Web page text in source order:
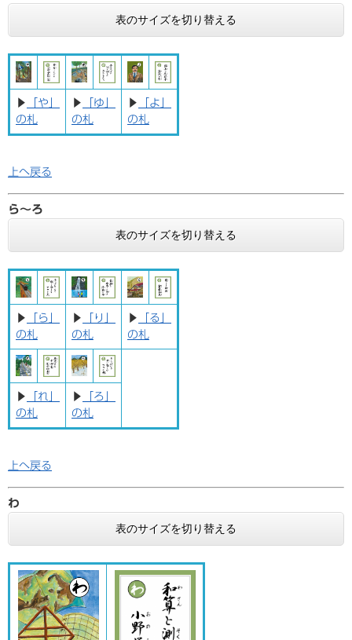
表のサイズを切り替える
▶
「や」
の札
▶
「ゆ」
の札
▶
「よ」
の札
上へ戻る
ら〜ろ
表のサイズを切り替える
▶
「ら」
の札
▶
「り」
の札
▶
「る」
の札
▶
「れ」
の札
▶
「ろ」
の札
上へ戻る
わ
表のサイズを切り替える